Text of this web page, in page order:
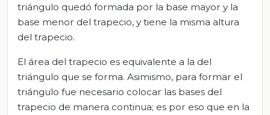
triángulo quedó formada por la base mayor y la
base menor del trapecio, y tiene la misma altura
del trapecio.
El área del trapecio es equivalente a la del
triángulo que se forma. Asimismo, para formar el
triángulo fue necesario colocar las bases del
trapecio de manera continua; es por eso que en la